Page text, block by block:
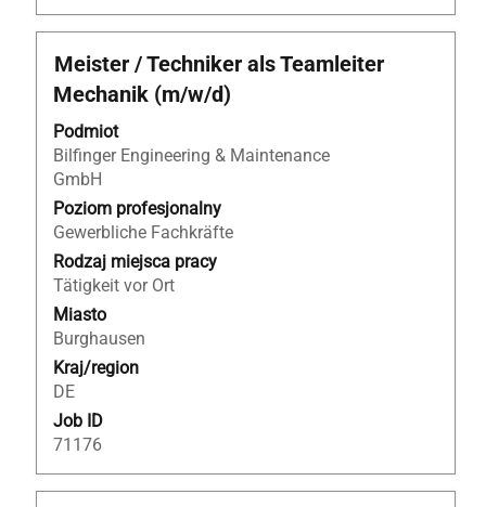
Tytuł
Meister / Techniker als Teamleiter
Mechanik (m/w/d)
Podmiot
Bilfinger Engineering & Maintenance
GmbH
Poziom profesjonalny
Gewerbliche Fachkräfte
Rodzaj miejsca pracy
Tätigkeit vor Ort
Miasto
Burghausen
Kraj/region
DE
Job ID
71176
Zaznacz
za
pomocą
spacji,
aby
wyświetlić
pełną
treść
danych
oferty
pracy.